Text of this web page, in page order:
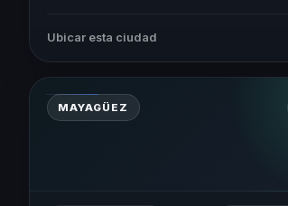
Ubicar esta ciudad
MAYAGÜEZ